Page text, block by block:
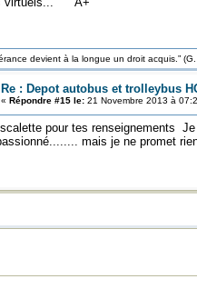
devient à la longue un droit acquis.”
Re : Depot autobus et trolleybus
« Répondre #15 le:21 Novembre 2013 à
pour tes renseignements
mais je ne promet